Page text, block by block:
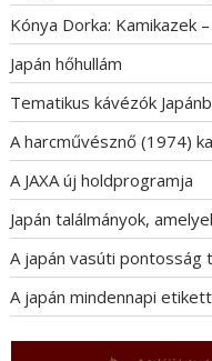
Kónya Dorka: Kamikazek
Japán hőhullám
Tematikus kávézók
A harcművésznő (1974)
A JAXA új holdprogramja
Japán találmányok,
A japán vasúti pontosság
A japán mindennapi